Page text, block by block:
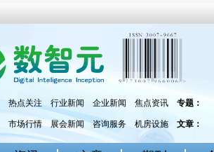
热点关注 行业新闻 企业新闻 焦点资讯 专题：
市场行情 展会新闻 咨询服务 机房设施 文章：